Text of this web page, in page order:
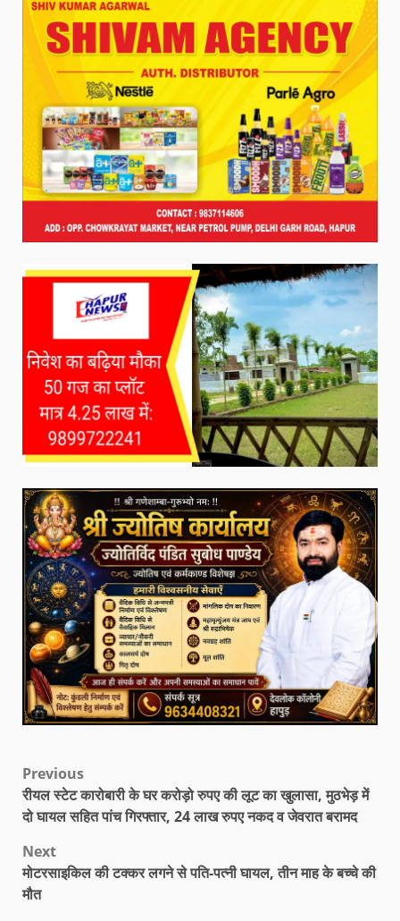
Previous
रीयल स्टेट कारोबारी के घर करोड़ो रुपए की लूट का खुलासा, मुठभेड़ में
दो घायल सहित पांच गिरफ्तार, 24 लाख रुपए नकद व जेवरात बरामद
Next
मोटरसाइकिल की टक्कर लगने से पति-पत्नी घायल, तीन माह के बच्चे की
मौत